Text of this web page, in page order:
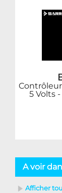
5 Volts -
A voir
Afficher